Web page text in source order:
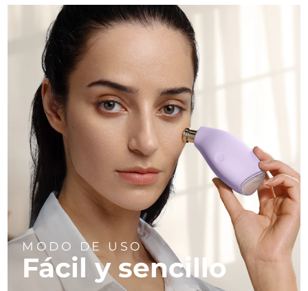
MODO DE USO
Fácil y sencillo